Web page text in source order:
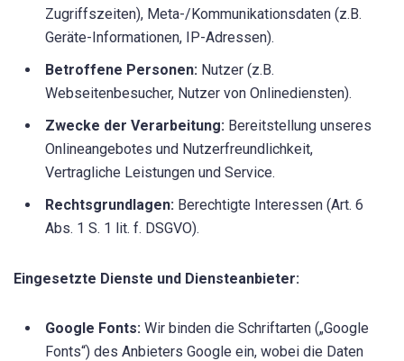
Zugriffszeiten), Meta-/Kommunikationsdaten (z.B.
Geräte-Informationen, IP-Adressen).
Betroffene Personen: Nutzer (z.B.
Webseitenbesucher, Nutzer von Onlinediensten).
Zwecke der Verarbeitung: Bereitstellung unseres
Onlineangebotes und Nutzerfreundlichkeit,
Vertragliche Leistungen und Service.
Rechtsgrundlagen: Berechtigte Interessen (Art. 6
Abs. 1 S. 1 lit. f. DSGVO).
Eingesetzte Dienste und Diensteanbieter:
Google Fonts: Wir binden die Schriftarten („Google
Fonts“) des Anbieters Google ein, wobei die Daten